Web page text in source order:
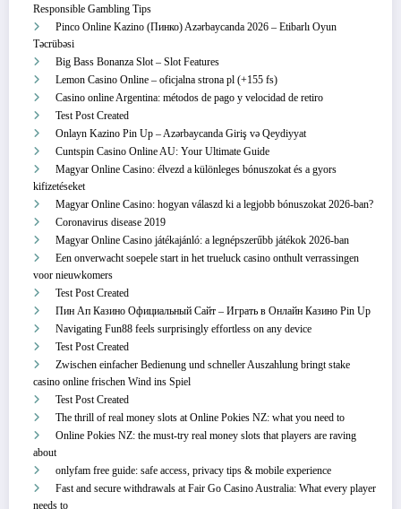
Responsible Gambling Tips
Pinco Online Kazino (Пинко) Azərbaycanda 2026 – Etibarlı Oyun
Təcrübəsi
Big Bass Bonanza Slot – Slot Features
Lemon Casino Online – oficjalna strona pl (+155 fs)
Casino online Argentina: métodos de pago y velocidad de retiro
Test Post Created
Onlayn Kazino Pin Up – Azərbaycanda Giriş və Qeydiyyat
Cuntspin Casino Online AU: Your Ultimate Guide
Magyar Online Casino: élvezd a különleges bónuszokat és a gyors
kifizetéseket
Magyar Online Casino: hogyan válaszd ki a legjobb bónuszokat 2026-ban?
Coronavirus disease 2019
Magyar Online Casino játékajánló: a legnépszerűbb játékok 2026-ban
Een onverwacht soepele start in het trueluck casino onthult verrassingen
voor nieuwkomers
Test Post Created
Пин Ап Казино Официальный Сайт – Играть в Онлайн Казино Pin Up
Navigating Fun88 feels surprisingly effortless on any device
Test Post Created
Zwischen einfacher Bedienung und schneller Auszahlung bringt stake
casino online frischen Wind ins Spiel
Test Post Created
The thrill of real money slots at Online Pokies NZ: what you need to
Online Pokies NZ: the must-try real money slots that players are raving
about
onlyfam free guide: safe access, privacy tips & mobile experience
Fast and secure withdrawals at Fair Go Casino Australia: What every player
needs to